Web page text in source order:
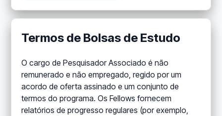
Termos de Bolsas de Estudo
O cargo de Pesquisador Associado é não
remunerado e não empregado, regido por um
acordo de oferta assinado e um conjunto de
termos do programa. Os Fellows fornecem
relatórios de progresso regulares (por exemplo,